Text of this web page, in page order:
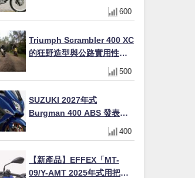
Gear低座高座墊×低座高連桿
×腳踏著地感大幅改善，越野
600
Triumph Scrambler 400 XC
的狂野造型與公路實用性的
500
SUZUKI 2027年式
Burgman 400 ABS 發表！
8/18日本上市、支援E10汽油
售價98萬100日圓
400
【新產品】EFFEX「MT-
09/Y-AMT 2025年式用把手